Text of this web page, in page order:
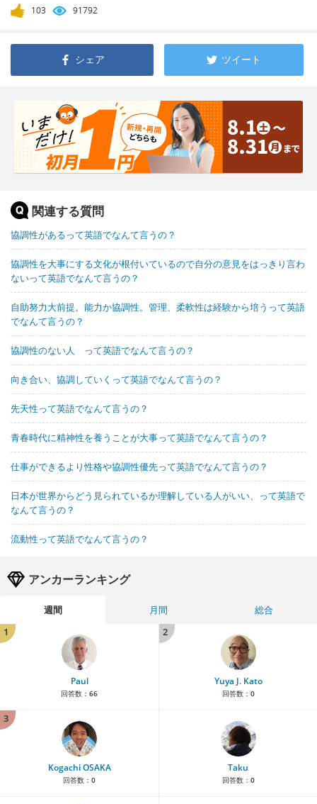
103 91792
シェア ツイート
関連する質問
協調性があるって英語でなんて言うの？
協調性を大事にする文化が根付いているので自分の意見をはっきり言わ
ないって英語でなんて言うの？
自助努力大前提。能力か協調性。管理、柔軟性は経験から培うって英語
でなんて言うの？
協調性のない人 って英語でなんて言うの？
向き合い、協調していくって英語でなんて言うの？
先天性って英語でなんて言うの？
青春時代に精神性を養うことが大事って英語でなんて言うの？
仕事ができるより性格や協調性優先って英語でなんて言うの？
日本が世界からどう見られているか理解している人がいい、って英語で
なんて言うの？
流動性って英語でなんて言うの？
アンカーランキング
週間 月間
総合
1
Paul
回答数： 66
2
Yuya J. Kato
回答数： 0
3
Kogachi OSAKA
回答数： 0
Taku
回答数： 0